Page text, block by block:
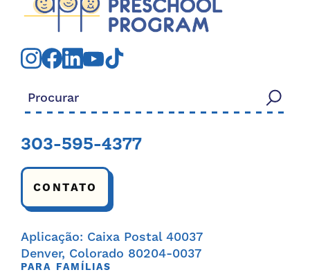
Procurar:
303-595-4377
CONTATO
Aplicação: Caixa Postal 40037
Denver, Colorado 80204-0037
PARA FAMÍLIAS